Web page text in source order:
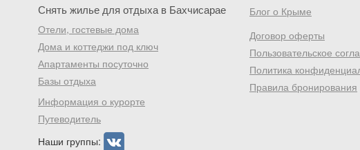
Снять жилье для отдыха в Бахчисарае
Отели, гостевые дома
Дома и коттеджи под ключ
Апартаменты посуточно
Базы отдыха
Информация о курорте
Путеводитель
Наши группы:
Блог о Крыме
Договор оферты
Пользовательское
Политика
Правила бронирования